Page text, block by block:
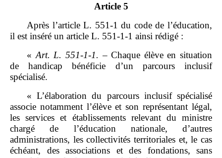
Article 5
Après l’article L. 551‑1 du code de l’éducation,
il est inséré un article L. 551‑1‑1 ainsi rédigé :
« Art. L. 551‑1‑1. – Chaque élève en situation
de handicap bénéficie d’un parcours inclusif
spécialisé.
« L’élaboration du parcours inclusif spécialisé
associe notamment l’élève et son représentant légal,
les services et établissements relevant du ministre
chargé de l’éducation nationale, d’autres
administrations, les collectivités territoriales et, le cas
échéant, des associations et des fondations, sans